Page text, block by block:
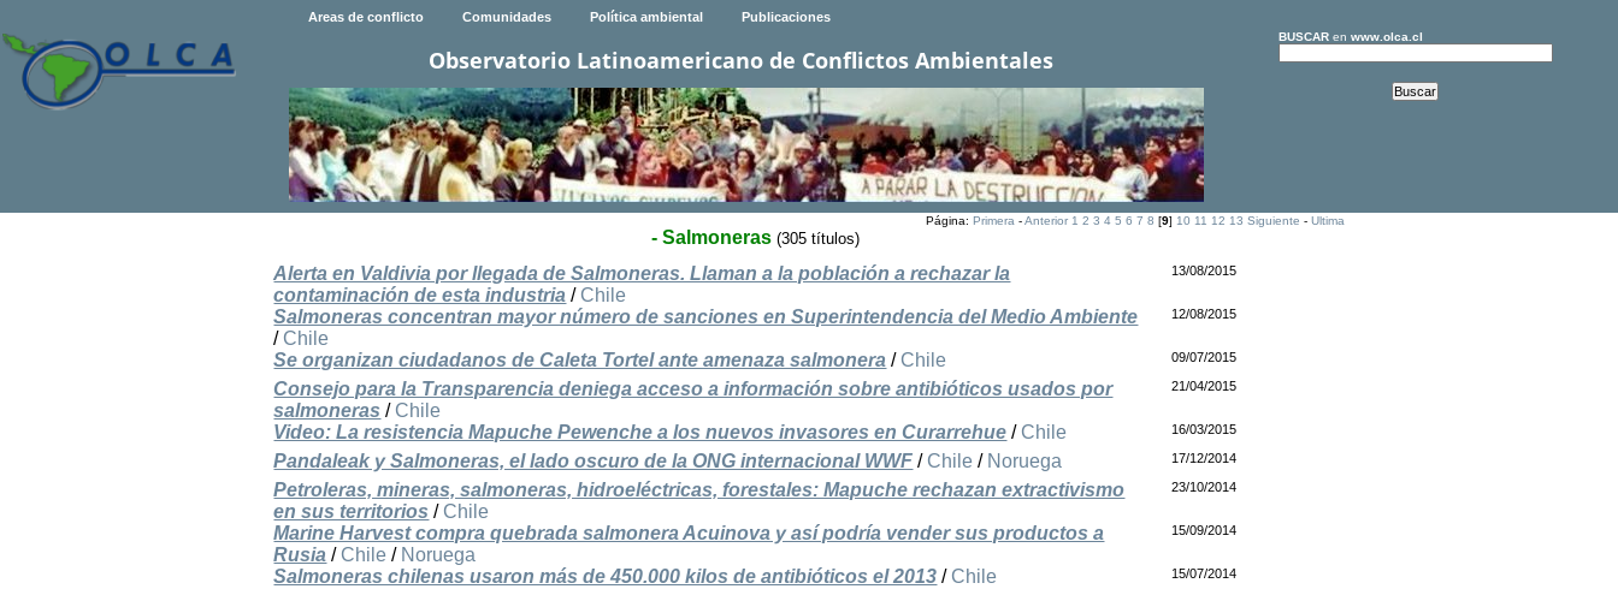
Areas de conflicto Comunidades Política ambiental Publicaciones
Observatorio Latinoamericano de Conflictos Ambientales
BUSCARen www.olca.cl
Página: Primera-Anterior 1 2 3 4 5 6 7 8 [9] 10 11 12 13 Siguiente - Ultima
- Salmoneras (305 títulos)
Alerta en Valdivia por llegada de Salmoneras. Llaman a la población a rechazar la
contaminación de esta industria / Chile
13/08/2015
Salmoneras concentran mayor número de sanciones en Superintendencia del Medio Ambiente
/ Chile
12/08/2015
Se organizan ciudadanos de Caleta Tortel ante amenaza salmonera / Chile 09/07/2015
Consejo para la Transparencia deniega acceso a información sobre antibióticos usados por
salmoneras / Chile
21/04/2015
Video: La resistencia Mapuche Pewenche a los nuevos invasores en Curarrehue / Chile 16/03/2015
Pandaleak y Salmoneras, el lado oscuro de la ONG internacional WWF / Chile / Noruega 17/12/2014
Petroleras, mineras, salmoneras, hidroeléctricas, forestales: Mapuche rechazan extractivismo
en sus territorios / Chile
23/10/2014
Marine Harvest compra quebrada salmonera Acuinova y así podría vender sus productos a
Rusia / Chile / Noruega
15/09/2014
Salmoneras chilenas usaron más de 450.000 kilos de antibióticos el 2013 / Chile 15/07/2014